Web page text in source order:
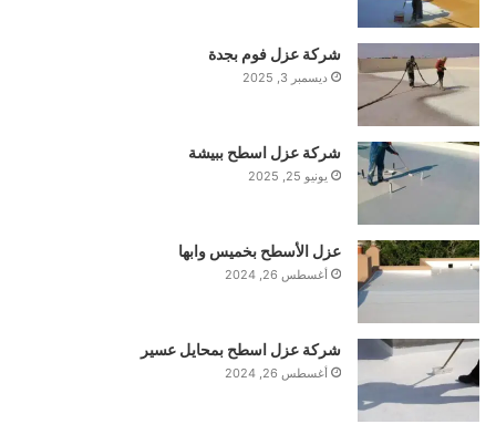
شركة عزل فوم بجدة
ديسمبر 3, 2025
شركة عزل اسطح ببيشة
يونيو 25, 2025
عزل الأسطح بخميس وابها
أغسطس 26, 2024
شركة عزل اسطح بمحايل عسير
أغسطس 26, 2024